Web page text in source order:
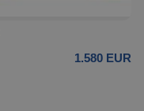
1.580 EUR